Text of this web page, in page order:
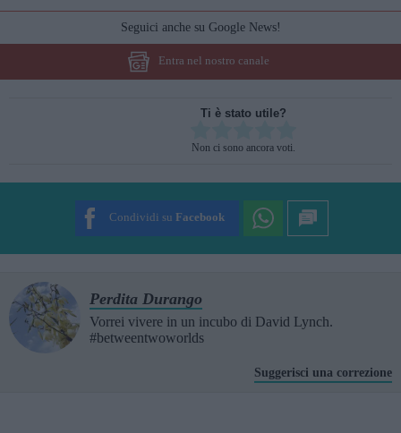
Seguici anche su Google News!
Entra nel nostro canale
Ti è stato utile?
Non ci sono ancora voti.
Condividi su Facebook
Perdita Durango
Vorrei vivere in un incubo di David Lynch.
#betweentwoworlds
Suggerisci una correzione